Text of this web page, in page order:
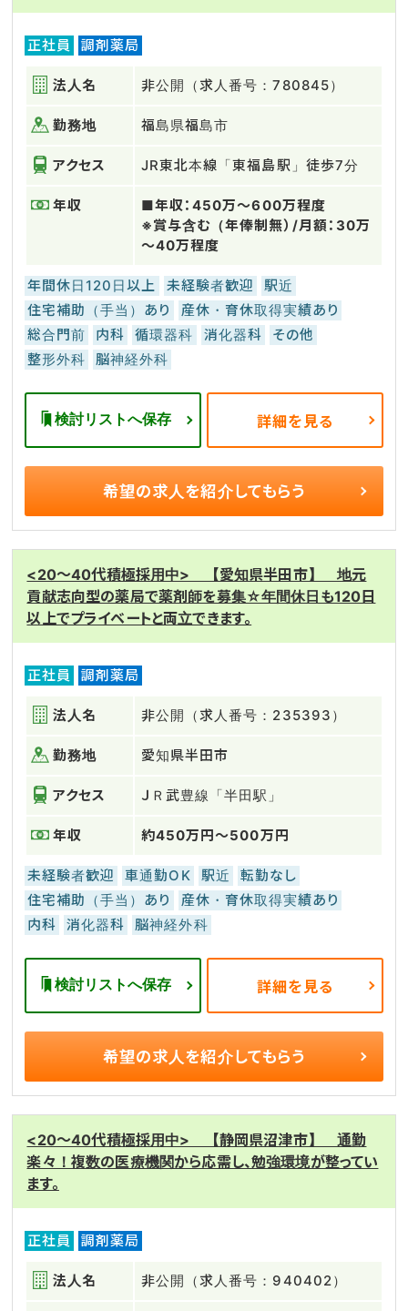
正社員 調剤薬局
法人名 非公開（求人番号：780845）
勤務地 福島県福島市
アクセス JR東北本線「東福島駅」徒歩7分
年収
■年収：450万～600万程度
※賞与含む（年俸制無）/月額：30万
～40万程度
年間休日120日以上 未経験者歓迎
駅近
住宅補助（手当）あり
産休・育休取得実績あり
総合門前
内科 循環器科 消化器科
その他
整形外科
脳神経外科
検討リストへ保存 詳細を見る
希望の求人を紹介してもらう
<20～40代積極採用中> 【愛知県半田市】 地元
貢献志向型の薬局で薬剤師を募集☆年間休日も120日
以上でプライベートと両立できます。
正社員 調剤薬局
法人名 非公開（求人番号：235393）
勤務地 愛知県半田市
アクセス ＪＲ武豊線「半田駅」
年収 約450万円～500万円
未経験者歓迎 車通勤OK 駅近
転勤なし
住宅補助（手当）あり
産休・育休取得実績あり
内科
消化器科 脳神経外科
検討リストへ保存 詳細を見る
希望の求人を紹介してもらう
<20～40代積極採用中> 【静岡県沼津市】 通勤
楽々！複数の医療機関から応需し、勉強環境が整ってい
ます。
正社員 調剤薬局
法人名 非公開（求人番号：940402）